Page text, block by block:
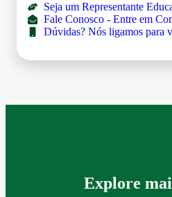
Seja um Representante
Fale Conosco - Entre em
Dúvidas? Nós ligamos para
Explore